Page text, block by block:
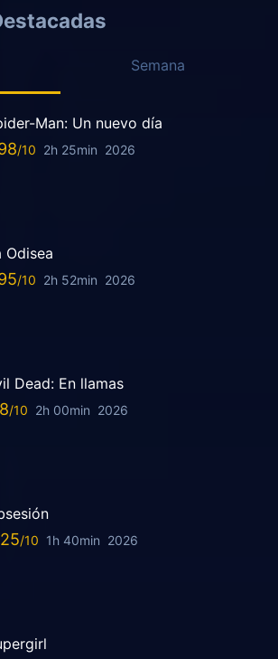
Semana
Man: Un nuevo día
2h 25min 2026
Odisea
2h 52min 2026
Dead: En llamas
2h 00min 2026
1h 40min 2026